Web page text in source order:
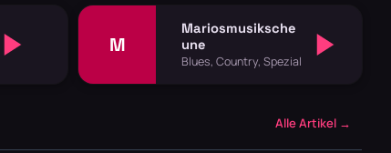
M
Mariosmusiksche
une
Blues, Country, Spezial
Alle Artikel →